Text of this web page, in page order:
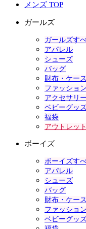
メンズ TOP
ガールズ
ガールズす
アパレル
シューズ
バッグ
財布・ケー
ファッショ
アクセサリー
ベビーグッ
福袋
アウトレット
ボーイズ
ボーイズす
アパレル
シューズ
バッグ
財布・ケー
ファッショ
ベビーグッ